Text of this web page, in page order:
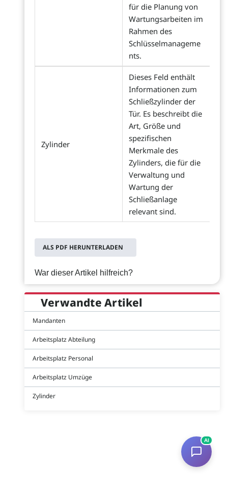
für die Planung von
Wartungsarbeiten im
Rahmen des
Schlüsselmanageme
nts.
Zylinder
Dieses Feld enthält
Informationen zum
Schließzylinder der
Tür. Es beschreibt die
Art, Größe und
spezifischen
Merkmale des
Zylinders, die für die
Verwaltung und
Wartung der
Schließanlage
relevant sind.
ALS PDF HERUNTERLADEN
War dieser Artikel hilfreich?
Verwandte Artikel
Mandanten
Arbeitsplatz Abteilung
Arbeitsplatz Personal
Arbeitsplatz Umzüge
Zylinder
AI